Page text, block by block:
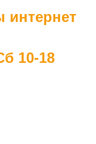
18